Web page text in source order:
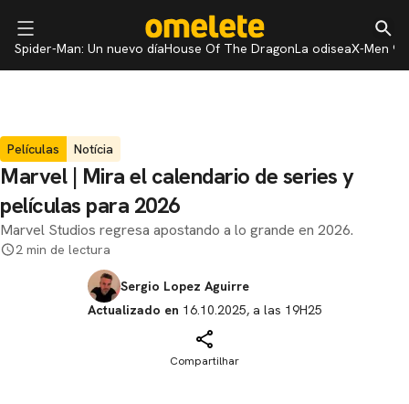
Spider-Man: Un nuevo díaHouse Of The DragonLa odiseaX-Men 97
Películas Notícia
Marvel | Mira el calendario de series y
películas para 2026
Marvel Studios regresa apostando a lo grande en 2026.
2 min de lectura
Sergio Lopez Aguirre
Actualizado en 16.10.2025, a las 19H25
Compartilhar